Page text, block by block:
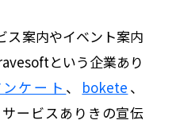
案内やイベント案内
という企業あり
ケート 、 bokete 、
ービスありきの宣伝